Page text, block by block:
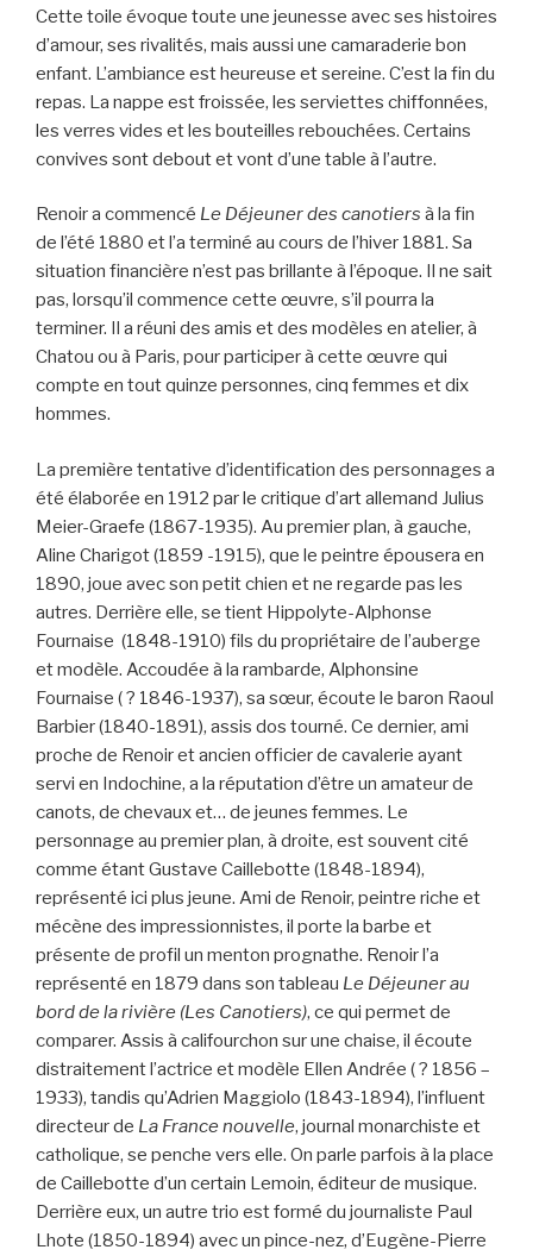
Cette toile évoque toute une jeunesse avec ses histoires
d’amour, ses rivalités, mais aussi une camaraderie bon
enfant. L’ambiance est heureuse et sereine. C’est la fin du
repas. La nappe est froissée, les serviettes chiffonnées,
les verres vides et les bouteilles rebouchées. Certains
convives sont debout et vont d’une table à l’autre.
Renoir a commencé Le Déjeuner des canotiers à la fin
de l’été 1880 et l’a terminé au cours de l’hiver 1881. Sa
situation financière n’est pas brillante à l’époque. Il ne sait
pas, lorsqu’il commence cette œuvre, s’il pourra la
terminer. Il a réuni des amis et des modèles en atelier, à
Chatou ou à Paris, pour participer à cette œuvre qui
compte en tout quinze personnes, cinq femmes et dix
hommes.
La première tentative d’identification des personnages a
été élaborée en 1912 par le critique d’art allemand Julius
Meier-Graefe (1867-1935). Au premier plan, à gauche,
Aline Charigot (1859 -1915), que le peintre épousera en
1890, joue avec son petit chien et ne regarde pas les
autres. Derrière elle, se tient Hippolyte-Alphonse
Fournaise (1848-1910) fils du propriétaire de l’auberge
et modèle. Accoudée à la rambarde, Alphonsine
Fournaise ( ? 1846-1937), sa sœur, écoute le baron Raoul
Barbier (1840-1891), assis dos tourné. Ce dernier, ami
proche de Renoir et ancien officier de cavalerie ayant
servi en Indochine, a la réputation d’être un amateur de
canots, de chevaux et… de jeunes femmes. Le
personnage au premier plan, à droite, est souvent cité
comme étant Gustave Caillebotte (1848-1894),
représenté ici plus jeune. Ami de Renoir, peintre riche et
mécène des impressionnistes, il porte la barbe et
présente de profil un menton prognathe. Renoir l’a
représenté en 1879 dans son tableau Le Déjeuner au
bord de la rivière (Les Canotiers), ce qui permet de
comparer. Assis à califourchon sur une chaise, il écoute
distraitement l’actrice et modèle Ellen Andrée ( ? 1856 –
1933), tandis qu’Adrien Maggiolo (1843-1894), l’influent
directeur de La France nouvelle, journal monarchiste et
catholique, se penche vers elle. On parle parfois à la place
de Caillebotte d’un certain Lemoin, éditeur de musique.
Derrière eux, un autre trio est formé du journaliste Paul
Lhote (1850-1894) avec un pince-nez, d’Eugène-Pierre